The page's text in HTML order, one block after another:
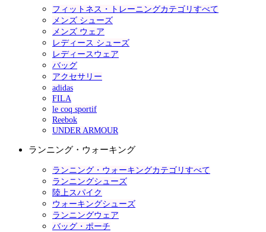
フィットネス・トレーニングカテゴリすべて
メンズ シューズ
メンズ ウェア
レディース シューズ
レディースウェア
バッグ
アクセサリー
adidas
FILA
le coq sportif
Reebok
UNDER ARMOUR
ランニング・ウォーキング
ランニング・ウォーキングカテゴリすべて
ランニングシューズ
陸上スパイク
ウォーキングシューズ
ランニングウェア
バッグ・ポーチ